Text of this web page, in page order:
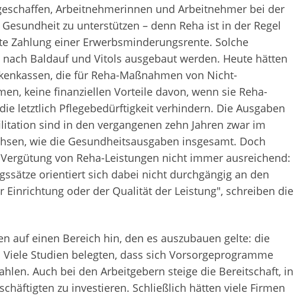
Arbeitnehmerinnen und Arbeitnehmer bei der
zu unterstützen – denn Reha ist in der Regel
Zahlung einer Erwerbsminderungsrente. Solche
Baldauf und Vitols ausgebaut werden. Heute hätten
die für Reha-Maßnahmen von Nicht-
keine finanziellen Vorteile davon, wenn sie Reha-
letztlich Pflegebedürftigkeit verhindern. Die Ausgaben
sind in den vergangenen zehn Jahren zwar im
wie die Gesundheitsausgaben insgesamt. Doch
von Reha-Leistungen nicht immer ausreichend:
orientiert sich dabei nicht durchgängig an den
Einrichtung oder der Qualität der Leistung", schreiben die
auf einen Bereich hin, den es auszubauen gelte: die
Studien belegten, dass sich Vorsorgeprogramme
Auch bei den Arbeitgebern steige die Bereitschaft, in
zu investieren. Schließlich hätten viele Firmen